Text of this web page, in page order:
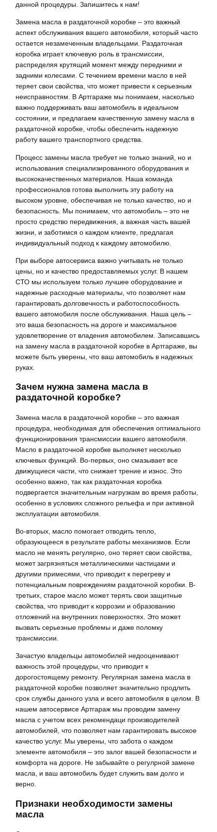
данной процедуры. Запишитесь к нам!
Замена масла в раздаточной коробке – это важный
аспект обслуживания вашего автомобиля, который часто
остается незамеченным владельцами. Раздаточная
коробка играет ключевую роль в трансмиссии,
распределяя крутящий момент между передними и
задними колесами. С течением времени масло в ней
теряет свои свойства, что может привести к серьезным
неисправностям. В Артгараже мы понимаем, насколько
важно поддерживать ваш автомобиль в идеальном
состоянии, и предлагаем качественную замену масла в
раздаточной коробке, чтобы обеспечить надежную
работу вашего транспортного средства.
Процесс замены масла требует не только знаний, но и
использования специализированного оборудования и
высококачественных материалов. Наша команда
профессионалов готова выполнить эту работу на
высоком уровне, обеспечивая не только качество, но и
безопасность. Мы понимаем, что автомобиль – это не
просто средство передвижения, а важная часть вашей
жизни, и заботимся о каждом клиенте, предлагая
индивидуальный подход к каждому автомобилю.
При выборе автосервиса важно учитывать не только
цены, но и качество предоставляемых услуг. В нашем
СТО мы используем только лучшее оборудование и
надежные расходные материалы, что позволяет нам
гарантировать долговечность и работоспособность
вашего автомобиля после обслуживания. Наша цель –
это ваша безопасность на дороге и максимальное
удовлетворение от владения автомобилем. Записавшись
на замену масла в раздаточной коробке в Артгараже, вы
можете быть уверены, что ваш автомобиль в надежных
руках.
Зачем нужна замена масла в
раздаточной коробке?
Замена масла в раздаточной коробке – это важная
процедура, необходимая для обеспечения оптимального
функционирования трансмиссии вашего автомобиля.
Масло в раздаточной коробке выполняет несколько
ключевых функций. Во-первых, оно смазывает все
движущиеся части, что снижает трение и износ. Это
особенно важно, так как раздаточная коробка
подвергается значительным нагрузкам во время работы,
особенно в условиях сложного рельефа и при активной
эксплуатации автомобиля.
Во-вторых, масло помогает отводить тепло,
образующееся в результате работы механизмов. Если
масло не менять регулярно, оно теряет свои свойства,
может загрязняться металлическими частицами и
другими примесями, что приводит к перегреву и
потенциальным повреждениям раздаточной коробки. В-
третьих, старое масло может терять свои защитные
свойства, что приводит к коррозии и образованию
отложений на внутренних поверхностях. Это может
вызвать серьезные проблемы и даже поломку
трансмиссии.
Зачастую владельцы автомобилей недооценивают
важность этой процедуры, что приводит к
дорогостоящему ремонту. Регулярная замена масла в
раздаточной коробке позволяет значительно продлить
срок службы данного узла и всего автомобиля в целом. В
нашем автосервисе Артгараж мы проводим замену
масла с учетом всех рекомендаци производителей
автомобилей, что позволяет нам гарантировать высокое
качество услуг. Мы уверены, что забота о каждом
элементе автомобиля – это залог вашей безопасности и
комфорта на дороге. Не забывайте о регулрной замене
масла, и ваш автомобиль будет служить вам долго и
верно.
Признаки необходимости замены
масла